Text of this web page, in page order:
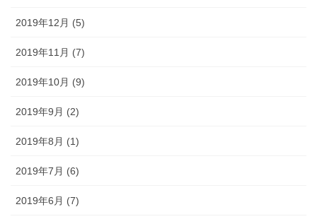
2019年12月 (5)
2019年11月 (7)
2019年10月 (9)
2019年9月 (2)
2019年8月 (1)
2019年7月 (6)
2019年6月 (7)